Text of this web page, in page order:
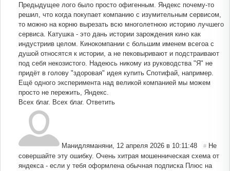
Предыдущее лого было просто офигенным. Яндекс почему-то
решил, что когда покупает компанию с изумительным сервисом,
то можно на корню вырезать всю многолетнюю историю лучшего
сервиса. Катушка - это дань истории зарождения кино как
индустриив целом. Кинокомпании с большим именем всегоа с
душой относятся к истории, а не пековыривают и подстраивают
под себя некозистого. Надеюсь никому из руководства "Я" не
придёт в голову "здоровая" идея купить Спотифай, например.
Ещё одного эксперимента над великой компанией мы можем
просто не пережить, Яндекс.
Всех благ. Всех благ. Ответить
Манидляманяни, 12 апреля 2026 в 10:11:48 # Не
совершайте эту ошибку. Очень хитрая мошенническая схема от
яндекса - если у тебя оформлена обычная подписка Плюс на